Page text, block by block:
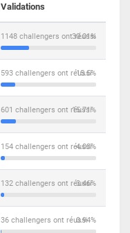
Validations
30.01%
1148 challengers ont réussi
15.5%
593 challengers ont réussi
15.71%
601 challengers ont réussi
4.03%
154 challengers ont réussi
3.46%
132 challengers ont réussi
0.94%
36 challengers ont réussi